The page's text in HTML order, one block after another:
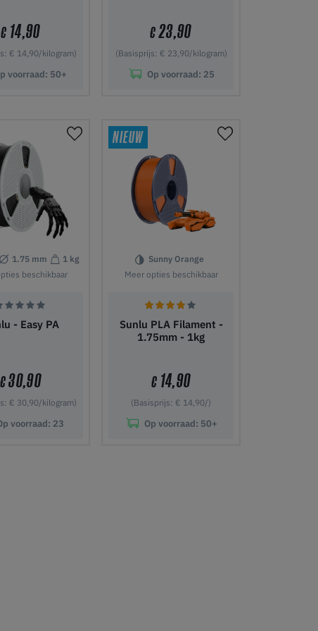
€ 14,90
€ 14,90/kilogram)
voorraad: 50+
€23,90
(Basisprijs: € 23,90/kilogram)
Op voorraad: 25
1.75 mm
1 kg
beschikbaar
- Easy PA
€30,90
€ 30,90/kilogram)
voorraad: 23
NIEUW
Sunny Orange
Meer opties beschikbaar
Sunlu PLA Filament -
1.75mm - 1kg
€ 14,90
(Basisprijs: € 14,90/)
Op voorraad: 50+